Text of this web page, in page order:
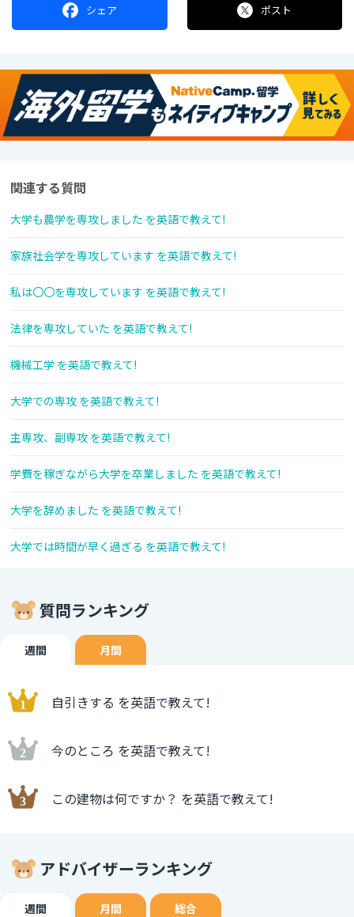
シェア ポスト
関連する質問
大学も農学を専攻しました を英語で教えて!
家族社会学を専攻しています を英語で教えて!
私は〇〇を専攻しています を英語で教えて!
法律を専攻していた を英語で教えて!
機械工学 を英語で教えて!
大学での専攻 を英語で教えて!
主専攻、副専攻 を英語で教えて!
学費を稼ぎながら大学を卒業しました を英語で教えて!
大学を辞めました を英語で教えて!
大学では時間が早く過ぎる を英語で教えて!
質問ランキング
週間 月間
自引きする を英語で教えて!
今のところ を英語で教えて!
この建物は何ですか？ を英語で教えて!
アドバイザーランキング
週間 月間 総合